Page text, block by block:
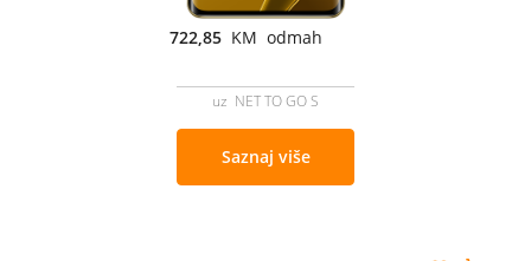
722,85 KM odmah
uz NET TO GO S
Saznaj više